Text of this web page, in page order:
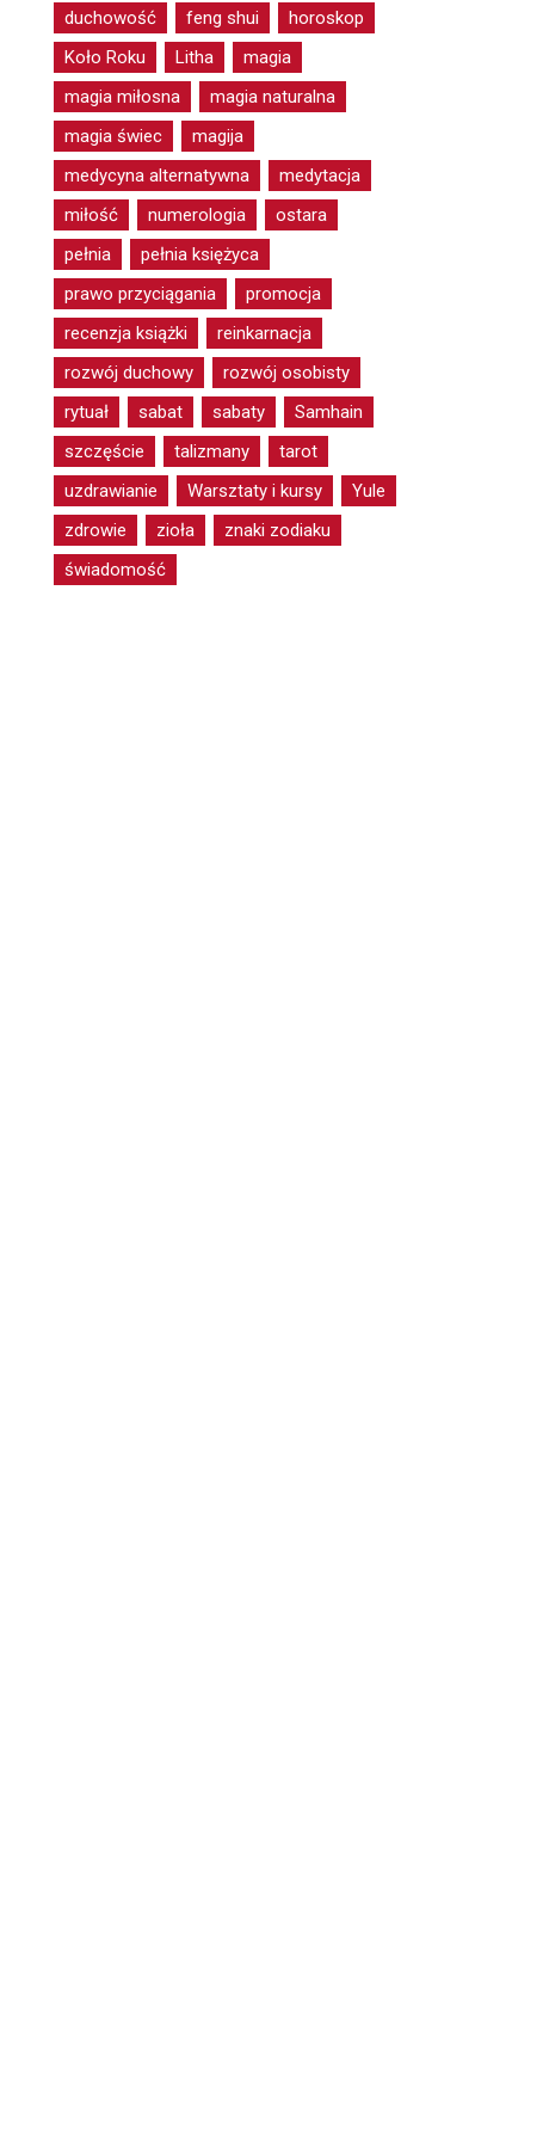
duchowość
feng shui
horoskop
Koło Roku
Litha
magia
magia miłosna
magia naturalna
magia świec
magija
medycyna alternatywna
medytacja
miłość
numerologia
ostara
pełnia
pełnia księżyca
prawo przyciągania
promocja
recenzja książki
reinkarnacja
rozwój duchowy
rozwój osobisty
rytuał
sabat sabaty
Samhain
szczęście
talizmany
tarot
uzdrawianie
Warsztaty i kursy
Yule
zdrowie
zioła
znaki zodiaku
świadomość